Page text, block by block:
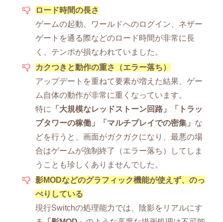
ロード時間の長さ
ゲームの起動、ワールドへのログイン、ネザー
ゲートを通る際などのロード時間が非常に長
く、テンポが損なわれていました。
カクつきと動作の重さ（エラー落ち）
アップデートを重ねて要素が増えた結果、ゲー
ム自体の動作が非常に重くなっています。
特に
「大規模なレッドストーン回路」「トラッ
プタワーの稼働」「マルチプレイでの密集」 な
どを行うと、画面がガクガクになり、最悪の場
合はゲームが強制終了（エラー落ち）してしま
うことも珍しくありませんでした。
影MODなどのグラフィック機能が使えず、のっ
ぺりしている
現行Switchの処理能力では、陰影をリアルにす